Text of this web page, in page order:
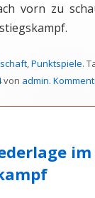
vorn zu
,Punktspiele.
von admin.
im